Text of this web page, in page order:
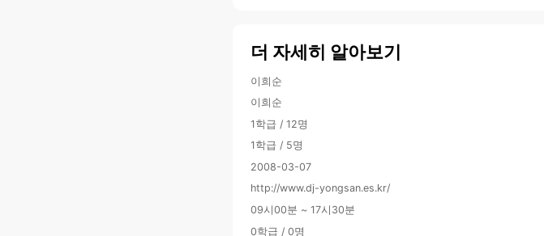
더 자세히 알아보기
이희순
이희순
1학급 / 12명
1학급 / 5명
2008-03-07
http://www.dj-yongsan.es.kr/
09시00분 ~ 17시30분
0학급 / 0명